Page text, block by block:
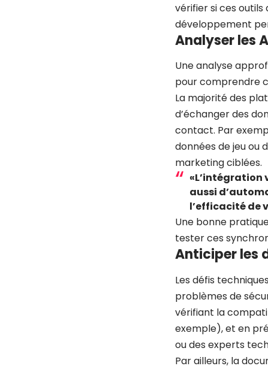
vérifier si ces outils
développement
Analyser les
Une analyse
pour comprendre
La majorité des
d’échanger des
contact. Par
données de jeu ou
marketing ciblées.
«L’intégration
aussi
l’efficacité de
Une bonne
tester ces
Anticiper les
Les défis
problèmes de
vérifiant la
exemple), et en
ou des experts
Par ailleurs, la